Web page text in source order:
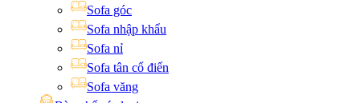
Sofa góc
Sofa nhập khẩu
Sofa nỉ
Sofa tân cổ điển
Sofa văng